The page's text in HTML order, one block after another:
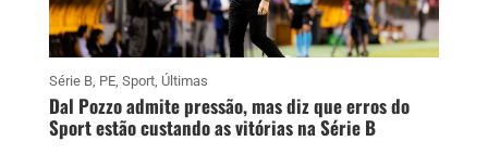
Série B, PE, Sport, Últimas
Dal Pozzo admite pressão, mas diz que erros do
Sport estão custando as vitórias na Série B